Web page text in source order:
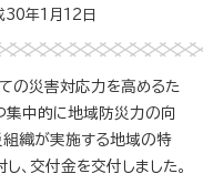
年1月12日
ての災害対応力を高めるた
集中的に地域防災力の向
組織が実施する地域の特
、交付金を交付しました。